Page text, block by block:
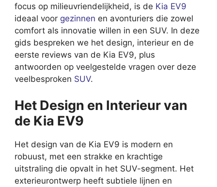
focus op milieuvriendelijkheid, is de Kia EV9
ideaal voor gezinnen en avonturiers die zowel
comfort als innovatie willen in een SUV. In deze
gids bespreken we het design, interieur en de
eerste reviews van de Kia EV9, plus
antwoorden op veelgestelde vragen over deze
veelbesproken SUV.
Het Design en Interieur van
de Kia EV9
Het design van de Kia EV9 is modern en
robuust, met een strakke en krachtige
uitstraling die opvalt in het SUV-segment. Het
exterieurontwerp heeft subtiele lijnen en